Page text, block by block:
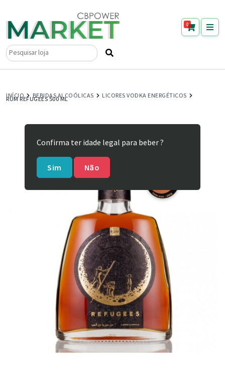
0
Pesquisar
INÍCIO BEBIDAS ALCOÓLICAS LICORES VODKA ENERGÉTICOS
RUM REFUGEES 500 ML
Confirma ter idade legal para beber ?
Sim Não